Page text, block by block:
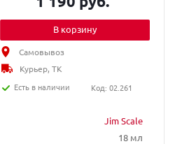
Jim Scale
18 мл
В корзину
Самовывоз
Курьер, ТК
Есть в наличии
Код: 02.261